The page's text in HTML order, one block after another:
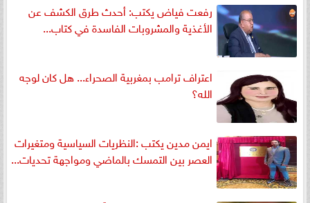
رفعت فياض يكتب: أحدث طرق الكشف عن
الأغذية والمشروبات الفاسدة في كتاب...
اعتراف ترامب بمغربية الصحراء... هل كان لوجه
الله؟
ايمن مدين يكتب :النظريات السياسية ومتغيرات
العصر بين التمسك بالماضي ومواجهة تحديات...